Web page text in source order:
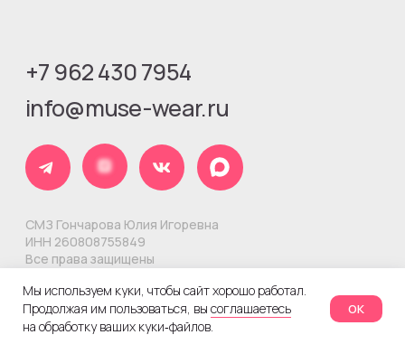
Мы используем куки, чтобы сайт хорошо работал.
Продолжая им пользоваться, вы соглашаетесь
на обработку ваших куки‑файлов.
ОК